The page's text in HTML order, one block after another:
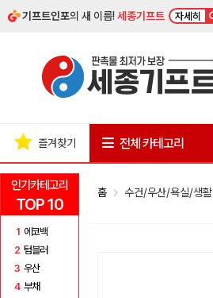
기프트인포의 새 이름!세종기프트 자세히
인기카테고리
TOP 10
1 에코백
2 텀블러
3 우산
4 부채
즐겨찾기 전체 카테고리
홈 수건/우산/욕실/생활